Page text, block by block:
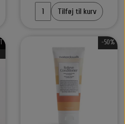
Tilføj til kurv
-50%